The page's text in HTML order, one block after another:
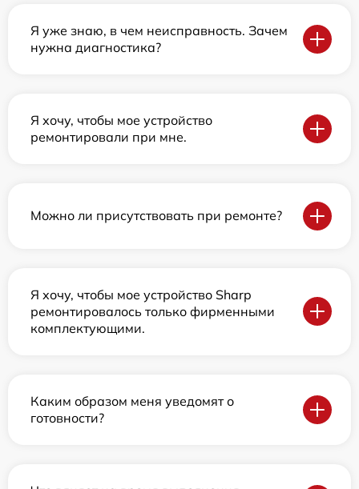
Я уже знаю, в чем неисправность. Зачем
нужна диагностика?
Я хочу, чтобы мое устройство
ремонтировали при мне.
Можно ли присутствовать при ремонте?
Я хочу, чтобы мое устройство Sharp
ремонтировалось только фирменными
комплектующими.
Каким образом меня уведомят о
готовности?